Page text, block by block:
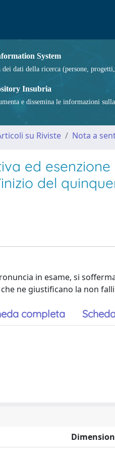
System
dei dati della ricerca (persone,
Insubria
e dissemina le informazioni
su Riviste Nota a
ed esenzione
del
in esame, si
ne giustificano la non
completa